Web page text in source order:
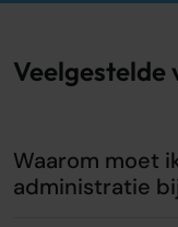
Veelgestelde
Waarom moet
administratie